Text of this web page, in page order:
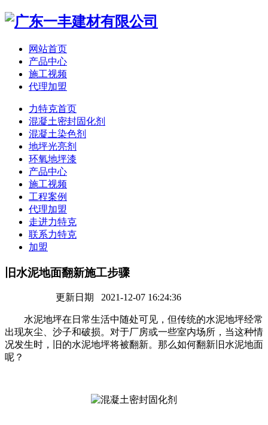
网站首页
产品中心
施工视频
代理加盟
力特克首页
混凝土密封固化剂
混凝土染色剂
地坪光亮剂
环氧地坪漆
产品中心
施工视频
工程案例
代理加盟
走进力特克
联系力特克
加盟
旧水泥地面翻新施工步骤
更新日期 2021-12-07 16:24:36
水泥地坪在日常生活中随处可见，但传统的水泥地坪经常
出现灰尘、沙子和破损。对于厂房或一些室内场所，当这种情
况发生时，旧的水泥地坪将被翻新。那么如何翻新旧水泥地面
呢？